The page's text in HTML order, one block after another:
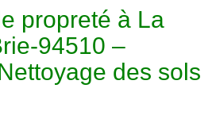
propreté à La
94510 –
des sols